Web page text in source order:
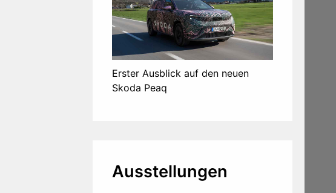
Erster Ausblick auf den neuen
Skoda Peaq
Ausstellungen